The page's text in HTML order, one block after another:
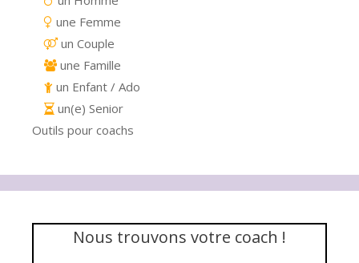
une Femme
un Couple
une Famille
un Enfant / Ado
un(e) Senior
Outils pour coachs
Nous trouvons votre coach !